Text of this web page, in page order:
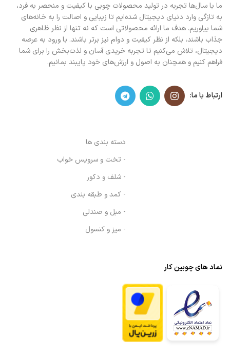
ما با سال‌ها تجربه در تولید محصولات چوبی با کیفیت و منحصر به فرد،
به تازگی وارد دنیای دیجیتال شده‌ایم تا زیبایی و اصالت را به خانه‌های
شما بیاوریم. هدف ما ارائه محصولاتی است که نه تنها از نظر ظاهری
جذاب باشند، بلکه از نظر کیفیت و دوام نیز برتر باشند. با ورود به عرصه
دیجیتال، تلاش می‌کنیم تا تجربه خریدی آسان و لذت‌بخش را برای شما
فراهم کنیم و همچنان به اصول و ارزش‌های خود پایبند بمانیم.
ارتباط با ما:
دسته بندی ها
- تخت و سرویس خواب
- شلف و دکور
- کمد و طبقه بندی
- مبل و صندلی
- میز و کنسول
نماد های چوبین کار